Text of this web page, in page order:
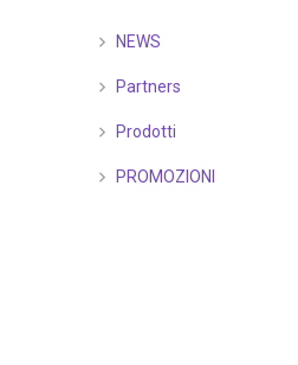
NEWS
Partners
Prodotti
PROMOZIONI